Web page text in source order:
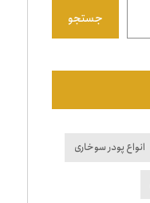
جستجو
انواع پودر سوخاری